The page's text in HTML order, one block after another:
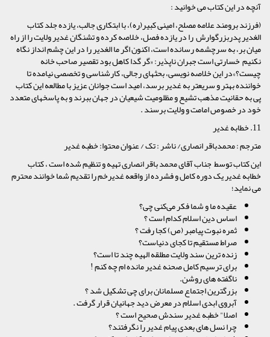
آنچه در این کتاب می خوانید :
(فرزند برومند علامه مصلح، امینى کبیر(ره)، با ابتکارى جالب، یازده جلد کتاب
الغدیر پدربزرگوارش را در یازده فصل، خلاصه کرده و تشنگان غدیر ولایت را از راه
میان‏ بر، به سرچشمه رسانده است، اکنون اگر ما الغدیر را در این چشم‏ انداز نگاه
نکنیم خسارتى است جبران‏ ناپذیر: «گر گدا کاهل بود تقصیر صاحب خانه
چیست؟»در این خلاصه‏ نویسى، بحثهاى رجالى، کارشناسى و تخصصى نیامده تا
خواننده بهتر و سریعتر به غدیر برسد، امید است جوانان عزیز با مطالعه این کتاب
پی به حقانیت مذهب تشیع و مظلومیت شیعیان در جهان ببرند و به پاسخهای متعدد
خود در خصوص امامت و ولایت برسند .
11. خطابه غدیر
مترجم : محمدباقر انصاری/ ناشر : تک / عنوان محتوا: خطبه غدیر
این کتاب توسط جناب آقای محمد باقر انصاری تهیه و تنظیم شده است ، کتاب
خطابه غدیر یک دوره کامل و فشرده از واقعه غدیرخم را تقدیم شما خوانند محترم
می نماید؛
عقیده ما و شما فکر می‌کنی چی؟
اساس دین اسلام کدام است ؟
ثمره نبوت پیامبر (ص) کجا رفت ؟
صراط مستقیم تا کجای دنیاست؟
زنده ترین سند ولایت مطلقه الهیه چند تا است؟
برای ترسیم کامل صحنه غدیر مانده ام چه کنم !
ناگفته های روشن.
بزرگترین اجتماع مسلمانان برای چی تشکیل شد ؟
آبروی ابدی اسلام در معرض دید جهانیان قرار گرفت .
اصلا" خطبه غدیر سندش صحیح است ؟
چرا نسل های بعدی پیام غدیر را نگرفتند؟